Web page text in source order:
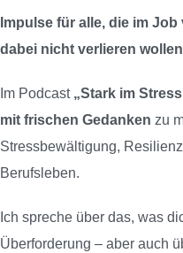
Impulse für alle, die im
dabei nicht verlieren
Im Podcast „Stark im
mit frischen Gedanken zu
Stressbewältigung,
Berufsleben.
Ich spreche über das, was
Überforderung – aber auch